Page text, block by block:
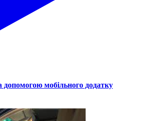
допомогою мобільного додатку